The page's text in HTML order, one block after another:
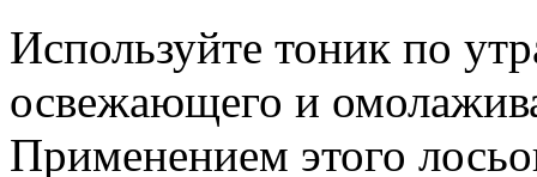
Используйте тоник по
освежающего и
Применением этого